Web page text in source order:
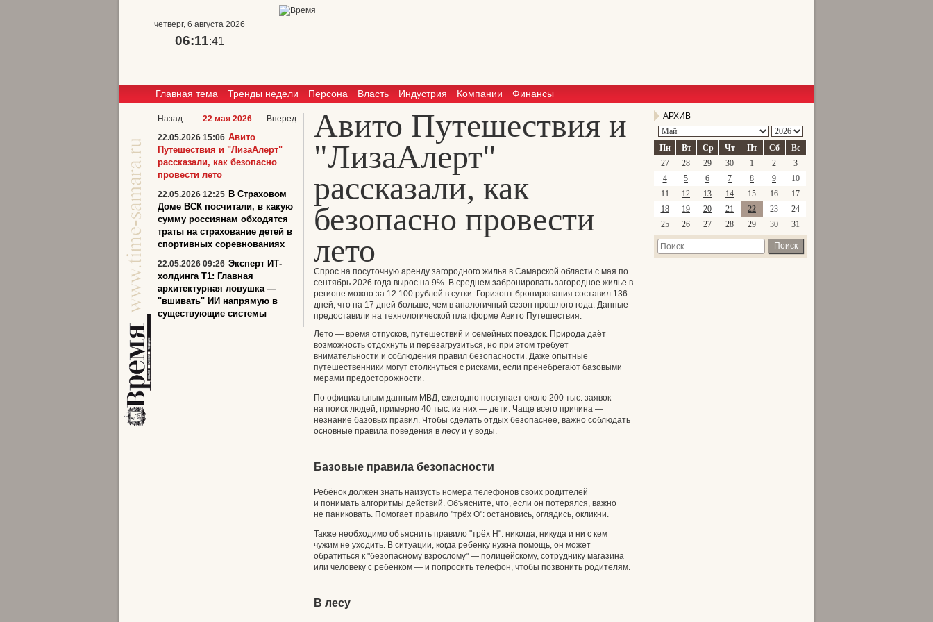
четверг, 6 августа 2026
06:11:42
Главная тема Тренды недели Персона Власть Индустрия Компании Финансы
Авито Путешествия и
"ЛизаАлерт"
рассказали, как
безопасно провести
лето
Спрос на посуточную аренду загородного жилья в Самарской области с мая по
сентябрь 2026 года вырос на 9%. В среднем забронировать загородное жилье в
регионе можно за 12 100 рублей в сутки. Горизонт бронирования составил 136
дней, что на 17 дней больше, чем в аналогичный сезон прошлого года. Данные
предоставили на технологической платформе Авито Путешествия.
Лето — время отпусков, путешествий и семейных поездок. Природа даёт
возможность отдохнуть и перезагрузиться, но при этом требует
внимательности и соблюдения правил безопасности. Даже опытные
путешественники могут столкнуться с рисками, если пренебрегают базовыми
мерами предосторожности.
По официальным данным МВД, ежегодно поступает около 200 тыс. заявок
на поиск людей, примерно 40 тыс. из них — дети. Чаще всего причина —
незнание базовых правил. Чтобы сделать отдых безопаснее, важно соблюдать
основные правила поведения в лесу и у воды.
Базовые правила безопасности
Ребёнок должен знать наизусть номера телефонов своих родителей
и понимать алгоритмы действий. Объясните, что, если он потерялся, важно
не паниковать. Помогает правило "трёх О": остановись, оглядись, окликни.
Также необходимо объяснить правило "трёх Н": никогда, никуда и ни с кем
чужим не уходить. В ситуации, когда ребенку нужна помощь, он может
обратиться к "безопасному взрослому" — полицейскому, сотруднику магазина
или человеку с ребёнком — и попросить телефон, чтобы позвонить родителям.
В лесу
Назад 22 мая 2026
Вперед
22.05.2026 15:06 Авито
Путешествия и "ЛизаАлерт"
рассказали, как безопасно
провести лето
22.05.2026 12:25 В Страховом
Доме ВСК посчитали, в какую
сумму россиянам обходятся
траты на страхование детей в
спортивных соревнованиях
22.05.2026 09:26 Эксперт ИТ-
холдинга Т1: Главная
архитектурная ловушка —
"вшивать" ИИ напрямую в
существующие системы
АРХИВ
Пн Вт Ср Чт Пт Сб
Вс
27
28 29 30 1 2
3
4
5 6 7 8 9
10
11
12 13 14 15 16
17
18
19 20 21 22 23
24
25
26 27 28 29 30 31
Поиск